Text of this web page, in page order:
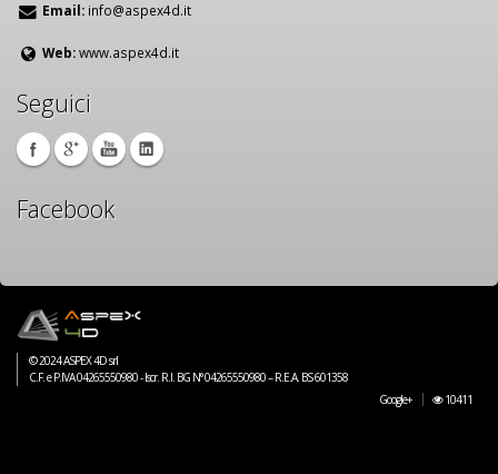
Email: info@aspex4d.it
Web:www.aspex4d.it
Seguici
Facebook
© 2024 ASPEX 4D srl
C.F. e P.IVA 04265550980 - Iscr. R.I. BG N° 04265550980 – R.E.A. BS 601358
Google+
10411